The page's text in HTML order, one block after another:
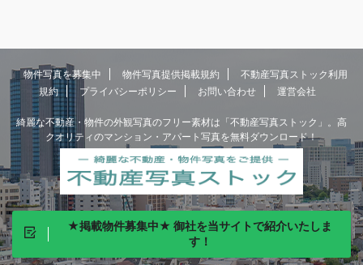
物件写真を募集中 物件写真提供掲載規約
不動産写真ストック利用
規約
プライバシーポリシー お問い合わせ 運営会社
綺麗な不動産・物件の外観写真のフリー素材は「不動産写真ストック」。高
クオリティのマンション・アパート写真を無料ダウンロード！
★掲載物件募集中★ 御社を当サイトで紹介いたしま
す！